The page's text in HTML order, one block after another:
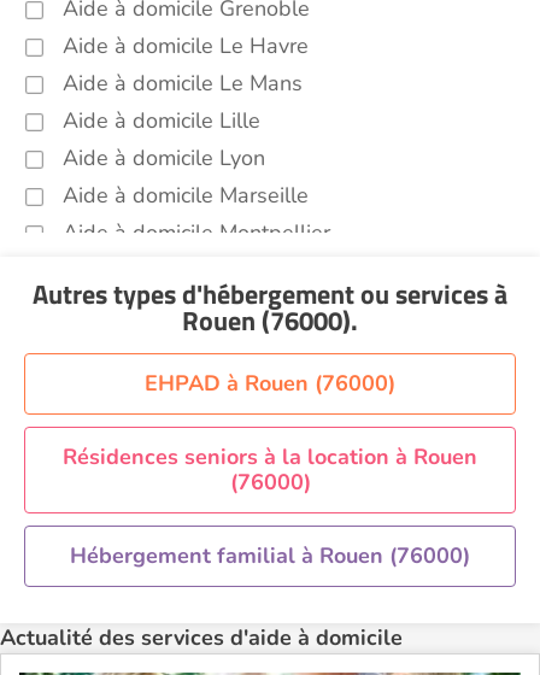
médicaux...) Rouen (76000)
Promenade animaux de compagnie Rouen
(76000)
Soins esthétiques Rouen (76000)
Autres aides à domicile Rouen (76000)
Voir toutes les aides à domicile à Rouen (76000)
Aide à domicile Grenoble
Aide à domicile Le Havre
Aide à domicile Le Mans
Aide à domicile Lille
Aide à domicile Lyon
Aide à domicile Marseille
Aide à domicile Montpellier
Aide à domicile Nice
Aide à domicile Orléans
Aide à domicile Paris
Aide à domicile Perpignan
Aide à domicile Rennes
Aide à domicile Saint-Etienne
Aide à domicile Toulouse
Autres types d'hébergement ou servicesà
Rouen (76000).
EHPAD à Rouen (76000)
Résidences seniors à la location à Rouen
(76000)
Hébergement familial à Rouen (76000)
Actualité des services d'aide à domicile